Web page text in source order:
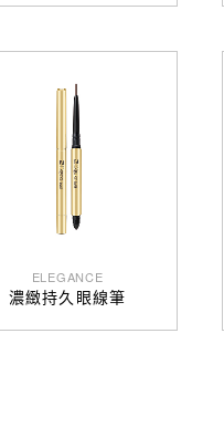
ELEGANCE
濃緻持久眼線筆